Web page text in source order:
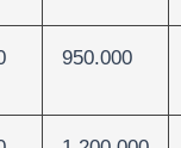
950.000